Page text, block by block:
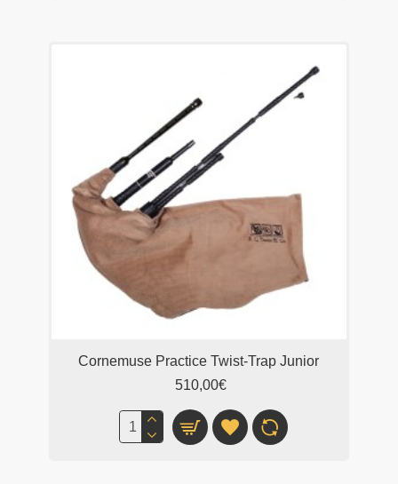
Cornemuse Practice Twist-Trap Junior
510,00€